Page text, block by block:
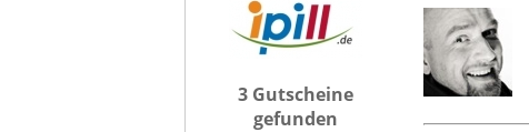
3 Gutscheine
gefunden